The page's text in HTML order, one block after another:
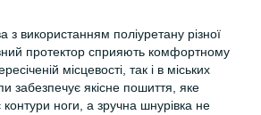
з використанням поліуретану різної
протектор сприяють комфортному
місцевості, так і в міських
забезпечує якісне пошиття, яке
ноги, а зручна шнурівка не